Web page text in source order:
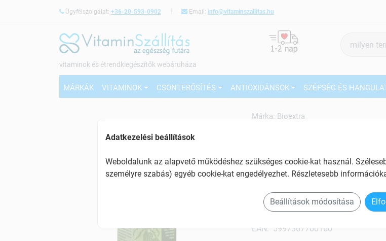
Ügyfélszolgálat: +36-20-593-0902 Email: info@vitaminszallitas.hu
vitaminok és étrendkiegészítők webáruháza
keresés
MÁRKÁK VITAMINOK CSONTERŐSÍTÉS ANTIOXIDÁNSOK SZÉPSÉG ÉS
Márka: Bioextra
Tartalom: 50 ml
Segíti a megfelelő
Hozzájárul a porcok
EAN: 5997367700160
Adatkezelési beállítások
Weboldalunk az alapvető működéshez szükséges cookie-kat használ.
személyre szabás) egyéb cookie-kat engedélyezhet. Részletesebb
Beállítások módosítása